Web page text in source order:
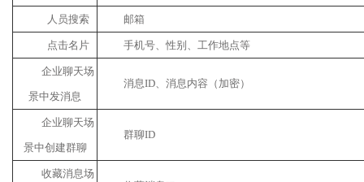
人员搜索 邮箱
点击名片 手机号、性别、工作地点等
企业聊天场
景中发消息
消息ID、消息内容（加密）
企业聊天场
景中创建群聊
群聊ID
收藏消息场